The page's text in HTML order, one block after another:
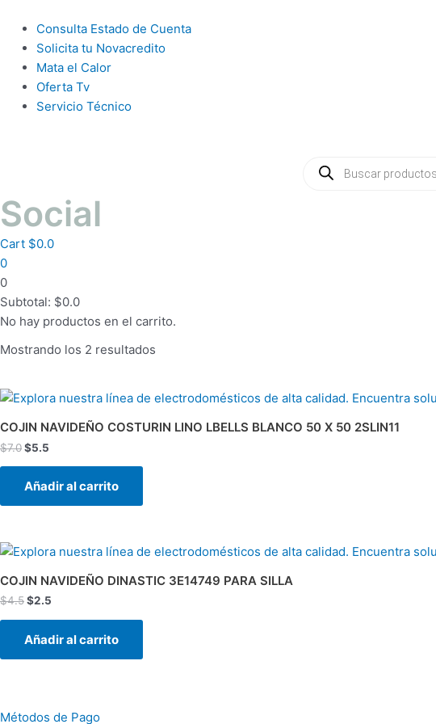
contenido
Main
Menu
Consulta Estado de Cuenta
Solicita tu Novacredito
Mata el Calor
Oferta Tv
Servicio Técnico
productos
Social
Cart $0.0
0
0
Subtotal: $0.0
No hay productos en el carrito.
Mostrando los 2 resultados
COJIN NAVIDEÑO COSTURIN LINO LBELLS BLANCO 50 X 50 2SLIN11
$7.0
El
precio
original
era:
$7.0.
$5.5
El
actual
es:
Añadir al carrito
COJIN NAVIDEÑO DINASTIC 3E14749 PARA SILLA
$4.5
El
precio
original
era:
$4.5.
$2.5
El
actual
es:
Añadir al carrito
Métodos de Pago